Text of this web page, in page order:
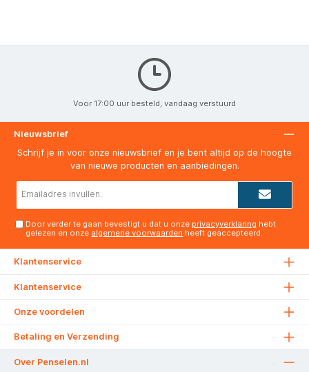
Voor 17:00 uur besteld, vandaag verstuurd
Nieuwsbrief
Schrijf je in voor onze nieuwsbrief en je bent altijd op de hoogte
van nieuwe producten en aanbiedingen.
Door verder te gaan bevestigt u dat u onze privacyverklaring hebt
gelezen en onze algemene voorwaarden heeft geaccepteerd.
Klantenservice
Klantenservice
Onze voordelen
Betaling en Verzending
Over Penselen.nl